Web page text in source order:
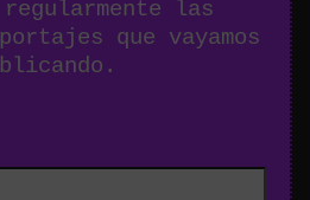
las
que vayamos